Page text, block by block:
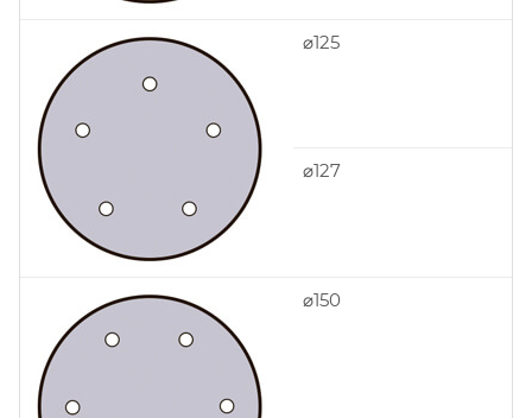
⌀125
⌀127
⌀150